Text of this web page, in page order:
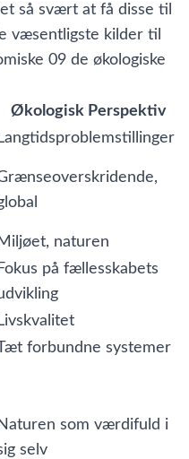
så svært at få disse til
væsentligste kilder til
09 de økologiske
Økologisk Perspektiv
Langtidsproblemstillinger
Miljøet, naturen
Fokus på fællesskabets
Livskvalitet
forbundne systemer
Naturen som værdifuld i
selv